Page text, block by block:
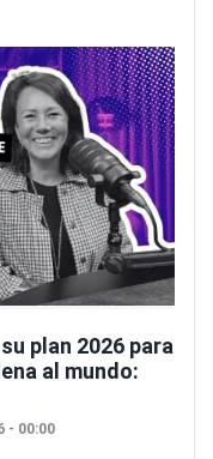
plan 2026 para
al mundo:
- 00:00